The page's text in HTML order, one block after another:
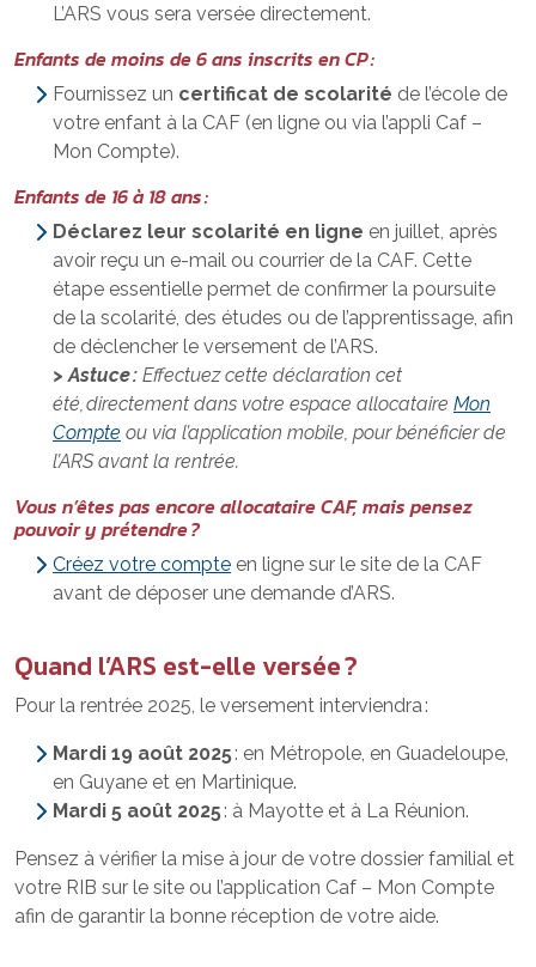
L’ARS vous sera versée directement.
Enfants de moins de 6 ans inscrits en CP :
Fournissez un certificat de scolarité de l’école de
votre enfant à la CAF (en ligne ou via l’appli Caf –
Mon Compte).
Enfants de 16 à 18 ans :
Déclarez leur scolarité en ligne en juillet, après
avoir reçu un e-mail ou courrier de la CAF. Cette
étape essentielle permet de confirmer la poursuite
de la scolarité, des études ou de l’apprentissage, afin
de déclencher le versement de l’ARS.
> Astuce : Effectuez cette déclaration cet
été, directement dans votre espace allocataire Mon
Compte ou via l’application mobile, pour bénéficier de
l’ARS avant la rentrée.
Vous n’êtes pas encore allocataire CAF, mais pensez
pouvoir y prétendre ?
Créez votre compte en ligne sur le site de la CAF
avant de déposer une demande d’ARS.
Quand l’ARS est-elle versée ?
Pour la rentrée 2025, le versement interviendra :
Mardi 19 août 2025: en Métropole, en Guadeloupe,
en Guyane et en Martinique.
Mardi 5 août 2025: à Mayotte et à La Réunion.
Pensez à vérifier la mise à jour de votre dossier familial et
votre RIB sur le site ou l’application Caf – Mon Compte
afin de garantir la bonne réception de votre aide.